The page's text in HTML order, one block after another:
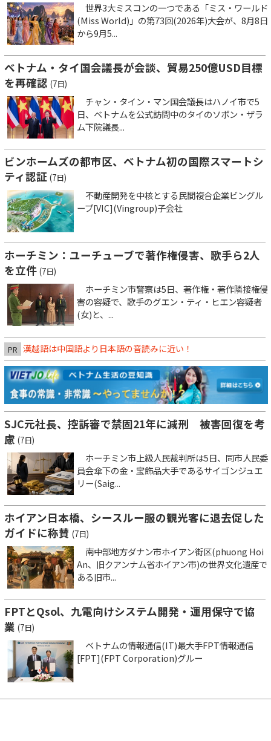
世界3大ミスコンの一つである「ミス・ワールド
(Miss World)」の第73回(2026年)大会が、8月8日
から9月5...
ベトナム・タイ国会議長が会談、貿易250億USD目標
を再確認 (7日)
チャン・タイン・マン国会議長はハノイ市で5
日、ベトナムを公式訪問中のタイのソポン・ザラ
ム下院議長...
ビンホームズの都市区、ベトナム初の国際スマートシ
ティ認証 (7日)
不動産開発を中核とする民間複合企業ビングル
ープ[VIC](Vingroup)子会社
ホーチミン：ユーチューブで著作権侵害、歌手ら2人
を立件 (7日)
ホーチミン市警察は5日、著作権・著作隣接権侵
害の容疑で、歌手のグエン・ティ・ヒエン容疑者
(女)と、...
PR 漢越語は中国語より日本語の音読みに近い！
SJC元社長、控訴審で禁固21年に減刑 被害回復を考
慮 (7日)
ホーチミン市上級人民裁判所は5日、同市人民委
員会傘下の金・宝飾品大手であるサイゴンジュエ
リー(Saig...
ホイアン日本橋、シースルー服の観光客に退去促した
ガイドに称賛 (7日)
南中部地方ダナン市ホイアン街区(phuong Hoi
An、旧クアンナム省ホイアン市)の世界文化遺産で
ある旧市...
FPTとQsol、九電向けシステム開発・運用保守で協
業 (7日)
ベトナムの情報通信(IT)最大手FPT情報通信
[FPT](FPT Corporation)グルー